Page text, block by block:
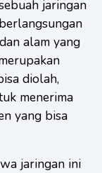
jaringan
alam yang
diolah,
menerima
yang bisa
jaringan ini